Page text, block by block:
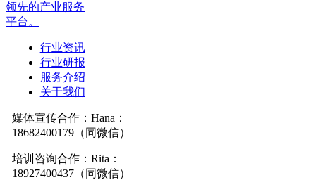
领先的产业服务
平台。
行业资讯
行业研报
服务介绍
关于我们
媒体宣传合作：Hana：
18682400179（同微信）
培训咨询合作：Rita：
18927400437（同微信）